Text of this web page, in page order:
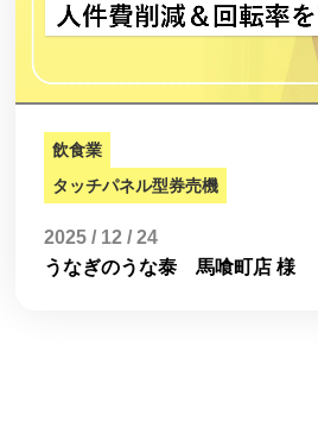
飲食業
タッチパネル型券売機
2025 / 12 / 24
うなぎのうな泰 馬喰町店 様